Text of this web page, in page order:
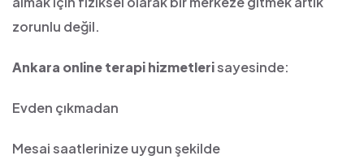
zorunlu değil.
Ankara online terapi hizmetlerisayesinde:
Evden çıkmadan
Mesai saatlerinize uygun şekilde